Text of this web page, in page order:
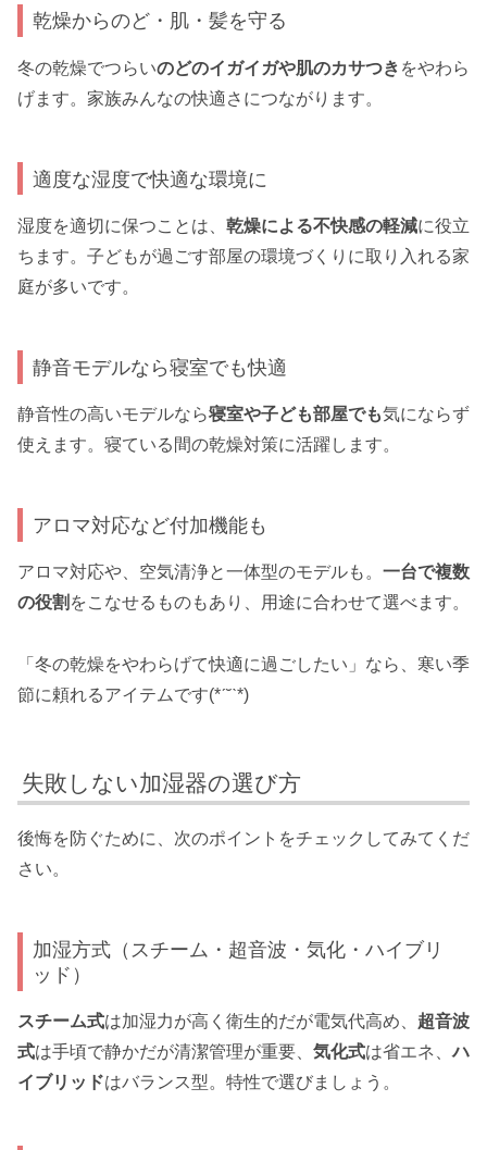
乾燥からのど・肌・髪を守る
冬の乾燥でつらいのどのイガイガや肌のカサつき をやわら
げます。家族みんなの快適さにつながります。
適度な湿度で快適な環境に
湿度を適切に保つことは、 乾燥による不快感の軽減に役立
ちます。子どもが過ごす部屋の環境づくりに取り入れる家
庭が多いです。
静音モデルなら寝室でも快適
静音性の高いモデルなら寝室や子ども部屋でも気にならず
使えます。寝ている間の乾燥対策に活躍します。
アロマ対応など付加機能も
アロマ対応や、空気清浄と一体型のモデルも。 一台で複数
の役割 をこなせるものもあり、用途に合わせて選べます。
「冬の乾燥をやわらげて快適に過ごしたい」なら、寒い季
節に頼れるアイテムです(*ˊ˘ˋ*)
失敗しない加湿器の選び方
後悔を防ぐために、次のポイントをチェックしてみてくだ
さい。
加湿方式（スチーム・超音波・気化・ハイブリ
ッド）
スチーム式は加湿力が高く衛生的だが電気代高め、 超音波
式は手頃で静かだが清潔管理が重要、 気化式は省エネ、ハ
イブリッドはバランス型。特性で選びましょう。